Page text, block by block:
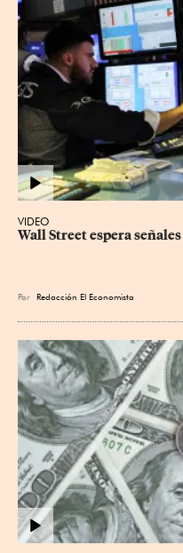
VIDEO
Wall Street espera
Por Redacción El Economista